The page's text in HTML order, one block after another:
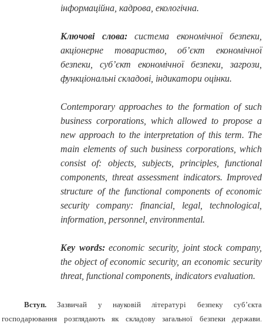
інформаційна, кадрова, екологічна.
Ключові слова:система економічної безпеки,
акціонерне товариство, об’єкт економічної
безпеки, суб’єкт економічної безпеки, загрози,
функціональні складові, індикатори оцінки.
Contemporary approaches to the formation of such
business corporations, which allowed to propose a
new approach to the interpretation of this term. The
main elements of such business corporations, which
consist of: objects, subjects, principles, functional
components, threat assessment indicators. Improved
structure of the functional components of economic
security company: financial, legal, technological,
information, personnel, environmental.
Key words:economic security, joint stock company,
the object of economic security, an economic security
threat, functional components, indicators evaluation.
Вступ.Зазвичай у науковій літературі безпеку суб’єкта
господарювання розглядають як складову загальної безпеки держави.